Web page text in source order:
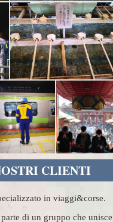
CLIENTI
in viaggi&corse.
di un gruppo che unisce